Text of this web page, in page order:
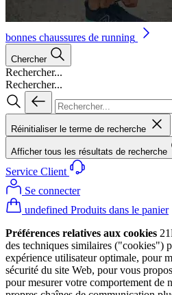
bonnes chaussures de running
Chercher
Rechercher...
Rechercher...
Réinitialiser le terme de recherche
Afficher tous les résultats de recherche
Service Client
Se connecter
undefined Produits dans le panier
Préférences relatives aux cookies
des techniques similaires ("cookies")
expérience utilisateur optimale, pour
sécurité du site Web, pour vous
pour mesurer votre comportement de